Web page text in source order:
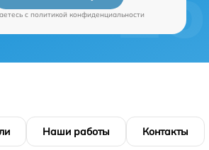
c политикой конфиденциальности
Наши работы Контакты